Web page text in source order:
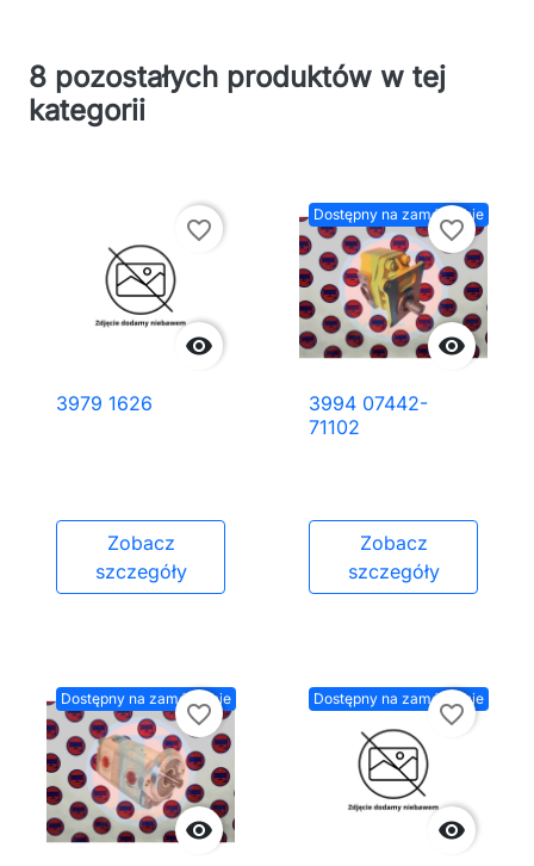
8 pozostałych produktów w tej
kategorii

favorite_border
3979 1626
Zobacz
szczegóły
Dostępny na zamówienie

favorite_border
3994 07442-
71102
Zobacz
szczegóły
Dostępny na zamówienie

favorite_border
Dostępny na zamówienie

favorite_border